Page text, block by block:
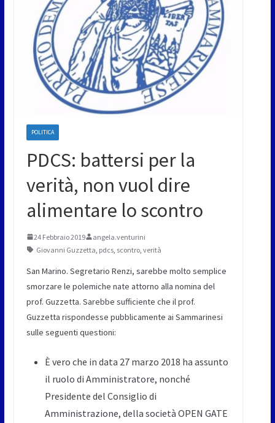
POLITICA
PDCS: battersi per la
verità, non vuol dire
alimentare lo scontro
24 Febbraio 2019
angela.venturini
Giovanni Guzzetta pdcs, scontro, verità
San Marino. Segretario Renzi, sarebbe molto semplice
smorzare le polemiche nate attorno alla nomina del
prof. Guzzetta. Sarebbe sufficiente che il prof.
Guzzetta rispondesse pubblicamente ai Sammarinesi
sulle seguenti questioni:
È vero che in data 27 marzo 2018 ha assunto
il ruolo di Amministratore, nonché
Presidente del Consiglio di
Amministrazione, della società OPEN GATE